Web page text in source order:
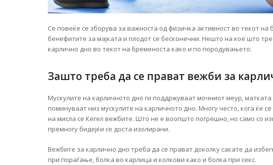
Се повеќе се зборува за важноста од физичка активност во текот
бенефитите за мајката и плодот се бесконечни. Нешто на кое што
карлично дно во текот на бременоста како и по породувањето.
Зашто треба да се прават вежби за
Мускулите на карличното дно ги поддржуваат мочниот меур,
поминуваат низ мускулите на карличното дно. Многу често, кога ќе
на мисла се Кегел вежбите. Што не е воопшто погрешно, но само со
премногу бидејќи се доста изолирани.
Вежбите за карлично дно треба да се прават доколку сакате да
при пораѓање, болка во карлица и колкови како и болка при секс.